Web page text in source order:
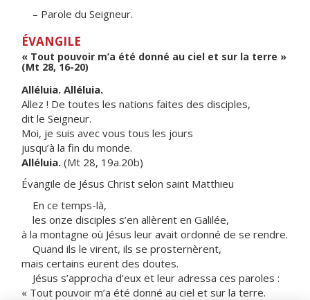
– Parole du Seigneur.
ÉVANGILE
« Tout pouvoir m’a été donné au ciel et sur la terre »
(Mt 28, 16-20)
Alléluia. Alléluia.
Allez ! De toutes les nations faites des disciples,
dit le Seigneur.
Moi, je suis avec vous tous les jours
jusqu’à la fin du monde.
Alléluia. (Mt 28, 19a.20b)
Évangile de Jésus Christ selon saint Matthieu
En ce temps-là,
les onze disciples s’en allèrent en Galilée,
à la montagne où Jésus leur avait ordonné de se rendre.
Quand ils le virent, ils se prosternèrent,
mais certains eurent des doutes.
Jésus s’approcha d’eux et leur adressa ces paroles :
« Tout pouvoir m’a été donné au ciel et sur la terre.